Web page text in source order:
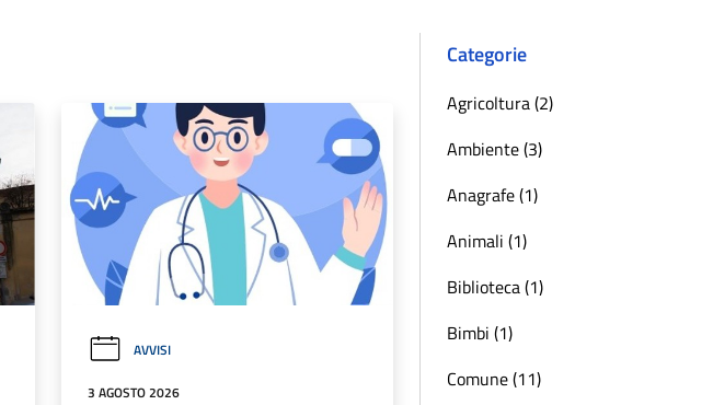
AVVISI
3 AGOSTO 2026
Categorie
Agricoltura (2)
Ambiente (3)
Anagrafe (1)
Animali (1)
Biblioteca (1)
Bimbi (1)
Comune (11)